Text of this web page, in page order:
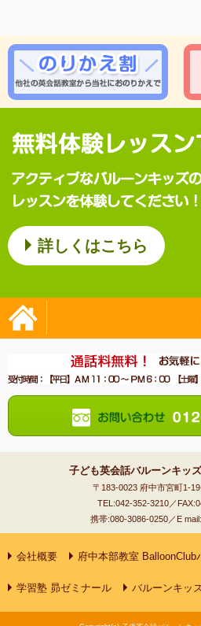
詳しくはこちら
子ども英会話バルーンキッ
〒183-0023 府中市宮町1-
TEL:042-352-3210／
携帯:080-3086-0250／E
会社概要 府中本部教室 BalloonClub
学習塾 昴ゼミナール バルーンキッ